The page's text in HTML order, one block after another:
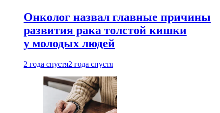
Онколог назвал главные причины
развития рака толстой кишки
у молодых людей
2 года спустя2 года спустя